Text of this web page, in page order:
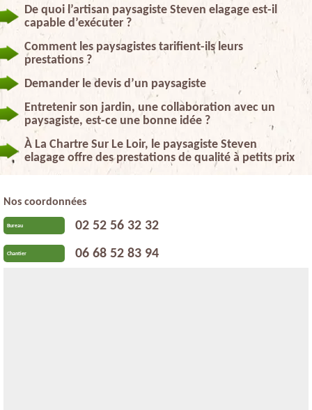
De quoi l’artisan paysagiste Steven elagage est-il
capable d’exécuter ?
Comment les paysagistes tarifient-ils leurs
prestations ?
Demander le devis d’un paysagiste
Entretenir son jardin, une collaboration avec un
paysagiste, est-ce une bonne idée ?
À La Chartre Sur Le Loir, le paysagiste Steven
elagage offre des prestations de qualité à petits prix
Nos coordonnées
Bureau 02 52 56 32 32
Chantier 06 68 52 83 94